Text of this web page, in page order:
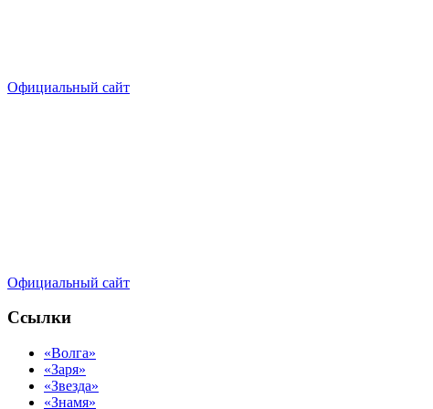
Официальный сайт
Официальный сайт
Ссылки
«Волга»
«Заря»
«Звезда»
«Знамя»